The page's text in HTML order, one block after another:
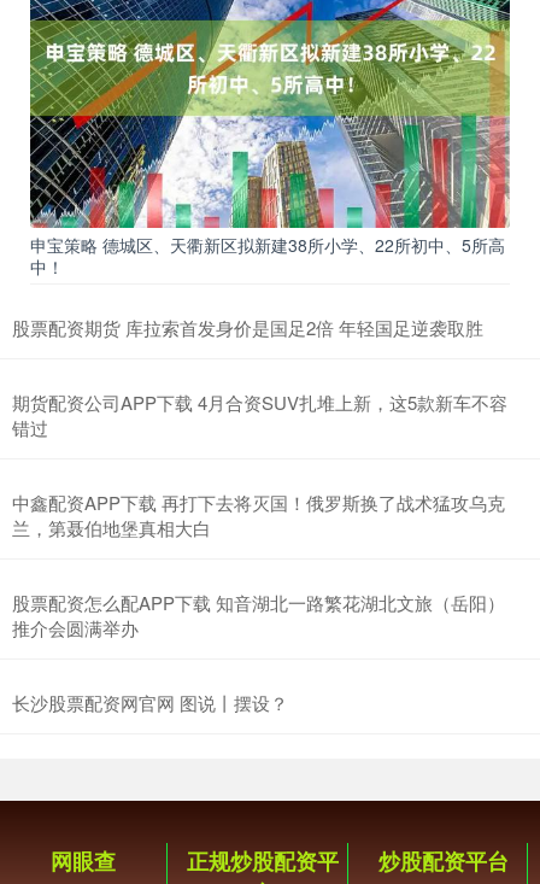
申宝策略 德城区、天衢新区拟新建38所小学、22所初中、5所高
中！
股票配资期货 库拉索首发身价是国足2倍 年轻国足逆袭取胜
期货配资公司APP下载 4月合资SUV扎堆上新，这5款新车不容
错过
中鑫配资APP下载 再打下去将灭国！俄罗斯换了战术猛攻乌克
兰，第聂伯地堡真相大白
股票配资怎么配APP下载 知音湖北一路繁花湖北文旅（岳阳）
推介会圆满举办
长沙股票配资网官网 图说丨摆设？
网眼查
正规炒股配资平
炒股配资平台